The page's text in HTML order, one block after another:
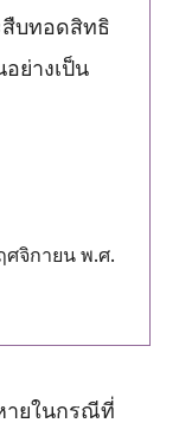
สืบทอดสิทธิ
ย่างเป็น
จิกายน พ.ศ.
ายในกรณีที่